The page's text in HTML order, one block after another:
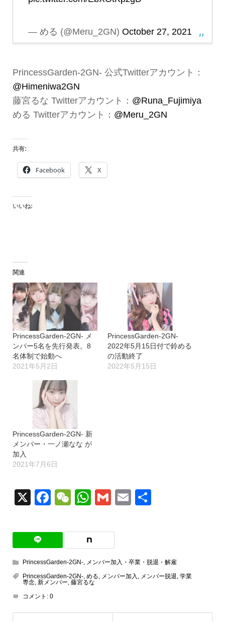
— める (@Meru_2GN) October 27, 2021
PrincessGarden-2GN- 公式Twitterアカウント：
@Himeniwa2GN
藤宮るな Twitterアカウント： @Runa_Fujimiya
める Twitterアカウント： @Meru_2GN
共有:
Facebook X
いいね:
関連
PrincessGarden-2GN- メ
ンバー5名を先行発表。8
名体制で始動へ
2021年5月2日
PrincessGarden-2GN-
2022年5月15日付で鈴める
の活動終了
2022年5月15日
PrincessGarden-2GN- 新
メンバー・一ノ瀬なな が
加入
2021年7月6日
X Facebook
WeChat
WhatsApp
Gmail
Email
共
PrincessGarden-2GN-,
メンバー加入・卒業・脱退・解雇
PrincessGarden-2GN-, める メンバー加入 メンバー脱退 学業
専念, 新メンバー 藤宮るな
コメント: 0